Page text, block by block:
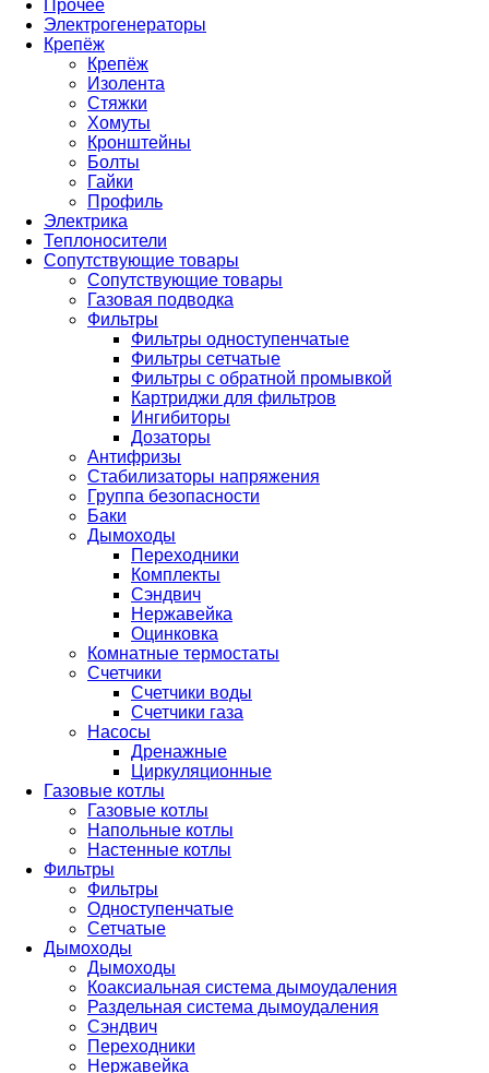
Прочее
Электрогенераторы
Крепёж
Крепёж
Изолента
Стяжки
Хомуты
Кронштейны
Болты
Гайки
Профиль
Электрика
Теплоносители
Сопутствующие товары
Сопутствующие товары
Газовая подводка
Фильтры
Фильтры одноступенчатые
Фильтры сетчатые
Фильтры с обратной промывкой
Картриджи для фильтров
Ингибиторы
Дозаторы
Антифризы
Стабилизаторы напряжения
Группа безопасности
Баки
Дымоходы
Переходники
Комплекты
Сэндвич
Нержавейка
Оцинковка
Комнатные термостаты
Счетчики
Счетчики воды
Счетчики газа
Насосы
Дренажные
Циркуляционные
Газовые котлы
Газовые котлы
Напольные котлы
Настенные котлы
Фильтры
Фильтры
Одноступенчатые
Сетчатые
Дымоходы
Дымоходы
Коаксиальная система дымоудаления
Раздельная система дымоудаления
Сэндвич
Переходники
Нержавейка